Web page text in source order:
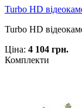
Turbo HD
Turbo HD
Ціна: 4 104 грн.
Комплекти